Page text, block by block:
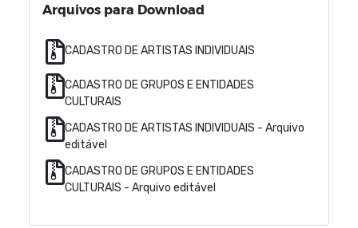
Arquivos para Download
CADASTRO DE ARTISTAS INDIVIDUAIS
CADASTRO DE GRUPOS E ENTIDADES
CULTURAIS
CADASTRO DE ARTISTAS INDIVIDUAIS - Arquivo
editável
CADASTRO DE GRUPOS E ENTIDADES
CULTURAIS - Arquivo editável